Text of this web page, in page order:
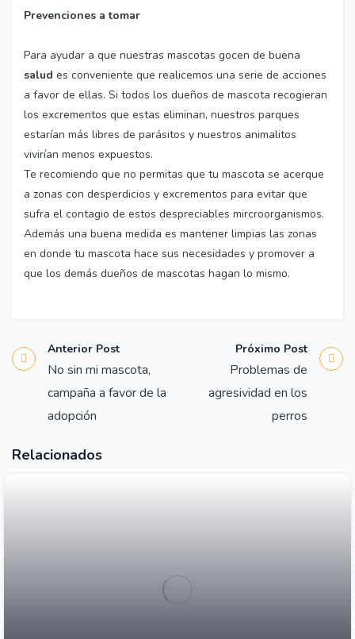
Prevenciones a tomar
Para ayudar a que nuestras mascotas gocen de buena
salud es conveniente que realicemos una serie de acciones
a favor de ellas. Si todos los dueños de mascota recogieran
los excrementos que estas eliminan, nuestros parques
estarían más libres de parásitos y nuestros animalitos
vivirían menos expuestos.
Te recomiendo que no permitas que tu mascota se acerque
a zonas con desperdicios y excrementos para evitar que
sufra el contagio de estos despreciables mircroorganismos.
Además una buena medida es mantener limpias las zonas
en donde tu mascota hace sus necesidades y promover a
que los demás dueños de mascotas hagan lo mismo.
Anterior Post
No sin mi mascota,
campaña a favor de la
adopción
Próximo Post
Problemas de
agresividad en los
perros
Relacionados